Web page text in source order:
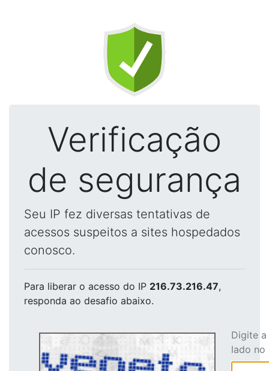
Verificação
de segurança
Seu IP fez diversas tentativas de
acessos suspeitos a sites hospedados
conosco.
Para liberar o acesso do IP 216.73.216.47,
responda ao desafio abaixo.
Digite
lado no